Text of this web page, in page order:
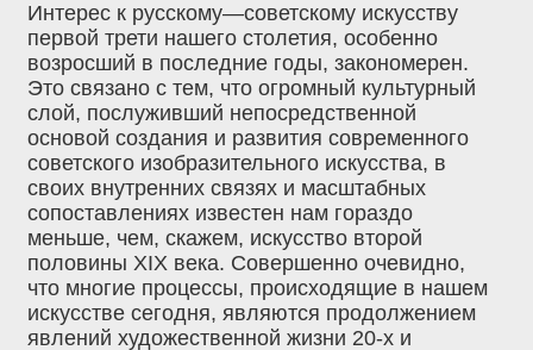
Интерес к русскому—советскому искусству
первой трети нашего столетия, особенно
возросший в последние годы, закономерен.
Это связано с тем, что огромный культурный
слой, послуживший непосредственной
основой создания и развития современного
советского изобразительного искусства, в
своих внутренних связях и масштабных
сопоставлениях известен нам гораздо
меньше, чем, скажем, искусство второй
половины ХIХ века. Совершенно очевидно,
что многие процессы, происходящие в нашем
искусстве сегодня, являются продолжением
явлений художественной жизни 20-х и